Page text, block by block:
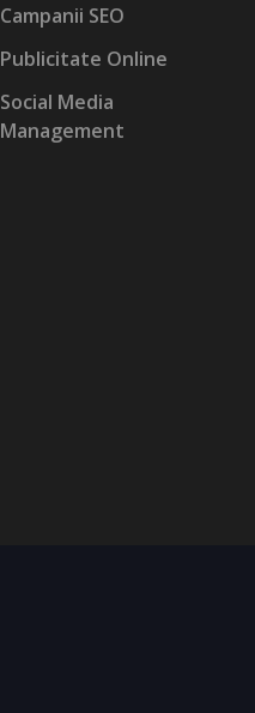
Campanii SEO
Publicitate Online
Social Media
Management